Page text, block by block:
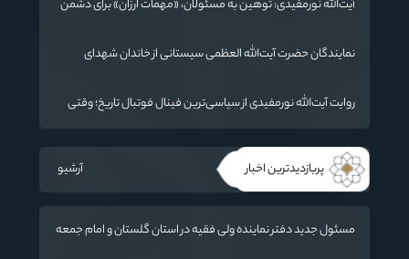
آیت‌الله نورمفیدی: توهین به مسئولان، «مهمات ارزان» برای دشمن
نمایندگان حضرت آیت‌الله العظمی سیستانی از خاندان شهدای
روایت آیت‌الله نورمفیدی از سیاسی‌ترین فینال فوتبال تاریخ؛ وقتی
پربازدیدترین اخبار آرشیو
مسئول جدید دفتر نماینده ولی فقیه در استان گلستان و امام جمعه